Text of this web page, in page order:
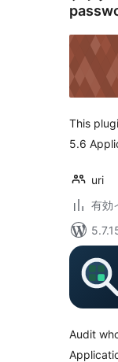
This
5.6
uri
有効
Audit